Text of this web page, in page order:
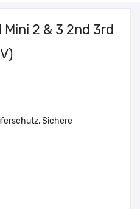
Mini 2 & 3 2nd 3rd
Sichere